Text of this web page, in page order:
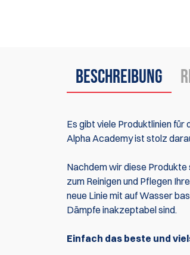
Beschreibung
Es gibt viele Produktlinien für
Alpha Academy ist stolz
Nachdem wir diese
zum Reinigen und Pflegen
neue Linie mit auf Wasser
Dämpfe inakzeptabel sind.
Einfach das beste und